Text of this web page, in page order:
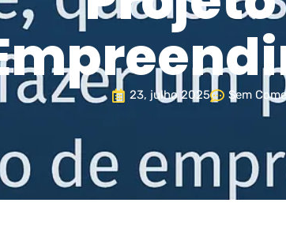
23, julho 2025 Sem